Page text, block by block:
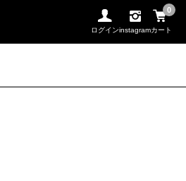
ログインinstagram
0
カート